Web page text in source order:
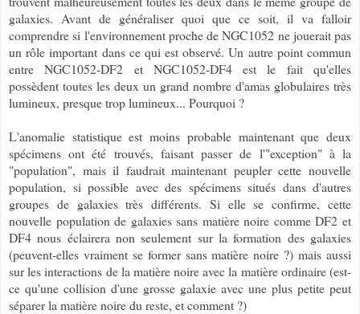
galaxies. Avant de généraliser quoi que ce soit, il va falloir
comprendre si l'environnement proche de NGC1052 ne jouerait pas
un rôle important dans ce qui est observé. Un autre point commun
entre NGC1052-DF2 et NGC1052-DF4 est le fait qu'elles
possèdent toutes les deux un grand nombre d'amas globulaires très
lumineux, presque trop lumineux... Pourquoi ?
L'anomalie statistique est moins probable maintenant que deux
spécimens ont été trouvés, faisant passer de l'"exception" à la
"population", mais il faudrait maintenant peupler cette nouvelle
population, si possible avec des spécimens situés dans d'autres
groupes de galaxies très différents. Si elle se confirme, cette
nouvelle population de galaxies sans matière noire comme DF2 et
DF4 nous éclairera non seulement sur la formation des galaxies
(peuvent-elles vraiment se former sans matière noire ?) mais aussi
sur les interactions de la matière noire avec la matière ordinaire (est-
ce qu'une collision d'une grosse galaxie avec une plus petite peut
séparer la matière noire du reste, et comment ?)